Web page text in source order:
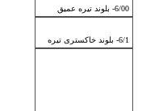
6/00- بلوند تیره عمیق
6/1- بلوند خاکستری تیره